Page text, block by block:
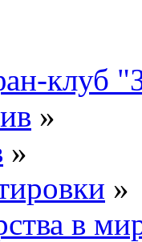
клуб
»
»
»
в